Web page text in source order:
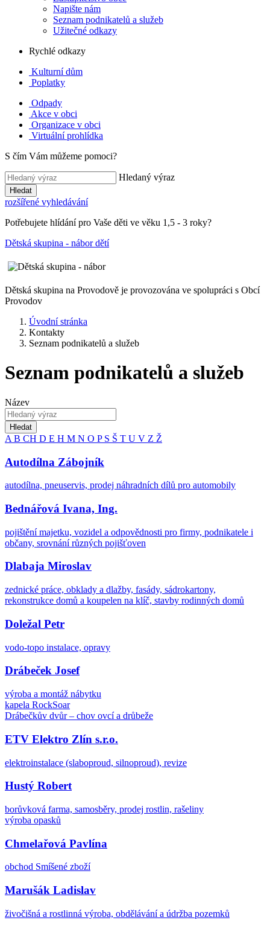
Napište nám
Seznam podnikatelů a služeb
Užitečné odkazy
Rychlé odkazy
Kulturní dům
Poplatky
Odpady
Akce v obci
Organizace v obci
Virtuální prohlídka
S čím Vám můžeme pomoci?
Hledaný výraz
Hledat
rozšířené vyhledávání
Potřebujete hlídání pro Vaše děti ve věku 1,5 - 3 roky?
Dětská skupina - nábor dětí
Dětská skupina na Provodově je provozována ve spolupráci s Obcí
Provodov
Úvodní stránka
Kontakty
Seznam podnikatelů a služeb
Seznam podnikatelů a služeb
Název
Hledat
A B CH D E H M N O P S Š T U V Z Ž
Autodílna Zábojník
autodílna, pneuservis, prodej náhradních dílů pro automobily
Bednářová Ivana, Ing.
pojištění majetku, vozidel a odpovědnosti pro firmy, podnikatele i
občany, srovnání různých pojišťoven
Dlabaja Miroslav
zednické práce, obklady a dlažby, fasády, sádrokartony,
rekonstrukce domů a koupelen na klíč, stavby rodinných domů
Doležal Petr
vodo-topo instalace, opravy
Drábeček Josef
výroba a montáž nábytku
kapela RockSoar
Drábečkův dvůr – chov ovcí a drůbeže
ETV Elektro Zlín s.r.o.
elektroinstalace (slaboproud, silnoproud), revize
Hustý Robert
borůvková farma, samosběry, prodej rostlin, rašeliny
výroba opasků
Chmelařová Pavlína
obchod Smíšené zboží
Marušák Ladislav
živočišná a rostlinná výroba, obdělávání a údržba pozemků